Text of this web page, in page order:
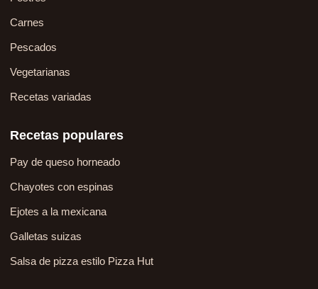
Carnes
Pescados
Vegetarianas
Recetas variadas
Recetas populares
Pay de queso horneado
Chayotes con espinas
Ejotes a la mexicana
Galletas suizas
Salsa de pizza estilo Pizza Hut